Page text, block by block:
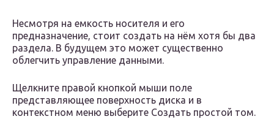
Несмотря на емкость носителя и его
предназначение, стоит создать на нём хотя бы два
раздела. В будущем это может существенно
облегчить управление данными.
Щелкните правой кнопкой мыши поле
представляющее поверхность диска и в
контекстном меню выберите Создать простой том.